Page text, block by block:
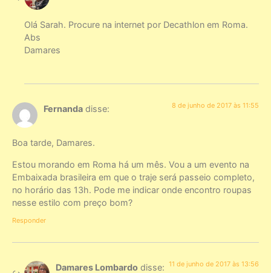
Olá Sarah. Procure na internet por Decathlon em Roma.
Abs
Damares
Fernanda disse: 8 de junho de 2017 às 11:55
Boa tarde, Damares.
Estou morando em Roma há um mês. Vou a um evento na
Embaixada brasileira em que o traje será passeio completo,
no horário das 13h. Pode me indicar onde encontro roupas
nesse estilo com preço bom?
Responder
Damares Lombardo disse: 11 de junho de 2017 às 13:56